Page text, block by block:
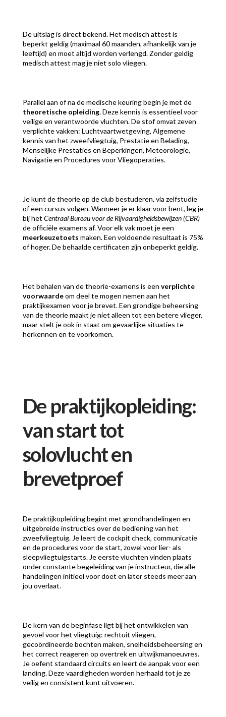
De uitslag is direct bekend. Het medisch attest is
beperkt geldig (maximaal 60 maanden, afhankelijk van je
leeftijd) en moet altijd worden verlengd. Zonder geldig
medisch attest mag je niet solo vliegen.
Parallel aan of na de medische keuring begin je met de
theoretische opleiding. Deze kennis is essentieel voor
veilige en verantwoorde vluchten. De stof omvat zeven
verplichte vakken: Luchtvaartwetgeving, Algemene
kennis van het zweefvliegtuig, Prestatie en Belading,
Menselijke Prestaties en Beperkingen, Meteorologie,
Navigatie en Procedures voor Vliegoperaties.
Je kunt de theorie op de club bestuderen, via zelfstudie
of een cursus volgen. Wanneer je er klaar voor bent, leg je
bij het Centraal Bureau voor de Rijvaardigheidsbewijzen (CBR)
de officiële examens af. Voor elk vak moet je een
meerkeuzetoets maken. Een voldoende resultaat is 75%
of hoger. De behaalde certificaten zijn onbeperkt geldig.
Het behalen van de theorie-examens is een verplichte
voorwaardeom deel te mogen nemen aan het
praktijkexamen voor je brevet. Een grondige beheersing
van de theorie maakt je niet alleen tot een betere vlieger,
maar stelt je ook in staat om gevaarlijke situaties te
herkennen en te voorkomen.
De praktijkopleiding:
van start tot
solovlucht en
brevetproef
De praktijkopleiding begint met grondhandelingen en
uitgebreide instructies over de bediening van het
zweefvliegtuig. Je leert de cockpit check, communicatie
en de procedures voor de start, zowel voor lier- als
sleepvliegtuigstarts. Je eerste vluchten vinden plaats
onder constante begeleiding van je instructeur, die alle
handelingen initieel voor doet en later steeds meer aan
jou overlaat.
De kern van de beginfase ligt bij het ontwikkelen van
gevoel voor het vliegtuig: rechtuit vliegen,
gecoördineerde bochten maken, snelheidsbeheersing en
het correct reageren op overtrek en uitwijkmanoeuvres.
Je oefent standaard circuits en leert de aanpak voor een
landing. Deze vaardigheden worden herhaald tot je ze
veilig en consistent kunt uitvoeren.